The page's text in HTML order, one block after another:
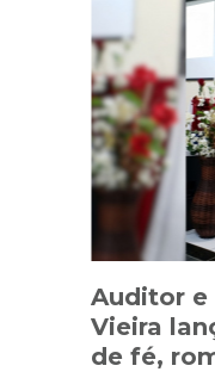
Auditor e
Vieira
de fé,